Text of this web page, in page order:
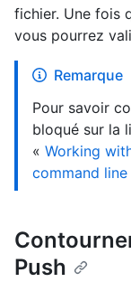
fichier. Une fois
vous pourrez
Remarque
Pour savoir
bloqué sur la
« Working
command line
Push